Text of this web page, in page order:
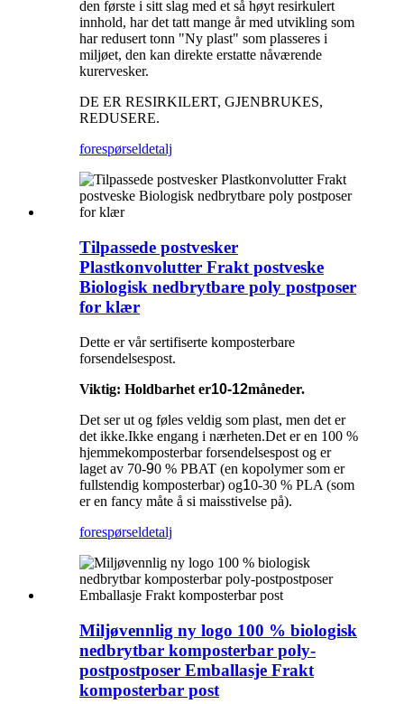
den første i sitt slag med et så høyt resirkulert
innhold, har det tatt mange år med utvikling som
har redusert tonn "Ny plast" som plasseres i
miljøet, den kan direkte erstatte nåværende
kurervesker.
DE ER RESIRKILERT, GJENBRUKES,
REDUSERE.
forespørseldetalj
Tilpassede postvesker
Plastkonvolutter Frakt postveske
Biologisk nedbrytbare poly postposer
for klær
Dette er vår sertifiserte komposterbare
forsendelsespost.
Viktig: Holdbarhet er10-12måneder.
Det ser ut og føles veldig som plast, men det er
det ikke.Ikke engang i nærheten.Det er en 100 %
hjemmekomposterbar forsendelsespost og er
laget av 70-90 % PBAT (en kopolymer som er
fullstendig komposterbar) og10-30 % PLA (som
er en fancy måte å si maisstivelse på).
forespørseldetalj
Miljøvennlig ny logo 100 % biologisk
nedbrytbar komposterbar poly-
postpostposer Emballasje Frakt
komposterbar post